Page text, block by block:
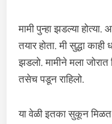
मामी पुन्हा झडल्या
तयार होता. मी सुद्धा
झडलो. मामीने मला
तसेच पडून राहिलो.
या वेळी इतका सुकून मिळत